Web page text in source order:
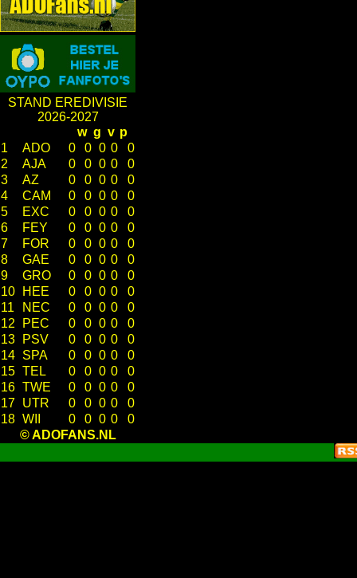
STAND EREDIVISIE
2026-2027
w g v p
1
ADO 0 0 0 0
0
2
AJA 0 0 0 0
0
3
AZ 0 0 0 0
0
4
CAM 0 0 0 0
0
5
EXC 0 0 0 0
0
6
FEY 0 0 0 0
0
7
FOR 0 0 0 0
0
8
GAE 0 0 0 0
0
9
GRO 0 0 0 0
0
10
HEE 0 0 0 0
0
11
NEC 0 0 0 0
0
12
PEC 0 0 0 0
0
13
PSV 0 0 0 0
0
14 SPA 0 0 0 0
0
15 TEL 0 0 0 0
0
16 TWE 0 0 0 0
0
17 UTR 0 0 0 0
0
18 WII 0 0 0 0
0
© ADOFANS.NL